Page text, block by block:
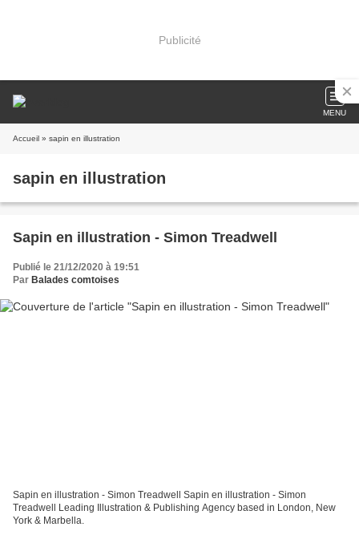
Publicité
MENU
Accueil » sapin en illustration
sapin en illustration
Sapin en illustration - Simon Treadwell
Publié le 21/12/2020 à 19:51
Par Balades comtoises
Sapin en illustration - Simon Treadwell Sapin en illustration - Simon
Treadwell Leading Illustration & Publishing Agency based in London, New
York & Marbella.